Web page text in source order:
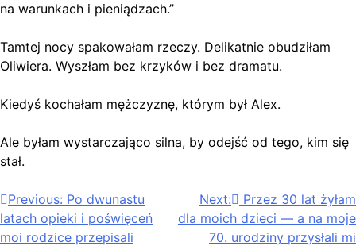
na warunkach i pieniądzach.”
Tamtej nocy spakowałam rzeczy. Delikatnie obudziłam
Oliwiera. Wyszłam bez krzyków i bez dramatu.
Kiedyś kochałam mężczyznę, którym był Alex.
Ale byłam wystarczająco silna, by odejść od tego, kim się
stał.
Nawigacja
wpisu
Previous: Po dwunastu
latach opieki i poświęceń
moi rodzice przepisali
Next:
Przez 30 lat żyłam
dla moich dzieci — a na moje
70. urodziny przysłali mi